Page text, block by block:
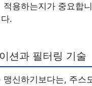
적용하는지가 중요합
.
션과 필터링 기술
맹신하기보다는, 주